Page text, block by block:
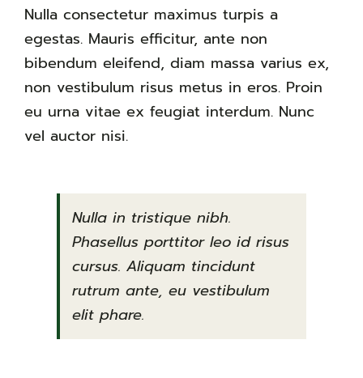
Nulla consectetur maximus turpis a
egestas. Mauris efficitur, ante non
bibendum eleifend, diam massa varius ex,
non vestibulum risus metus in eros. Proin
eu urna vitae ex feugiat interdum. Nunc
vel auctor nisi.
Nulla in tristique nibh.
Phasellus porttitor leo id risus
cursus. Aliquam tincidunt
rutrum ante, eu vestibulum
elit phare.